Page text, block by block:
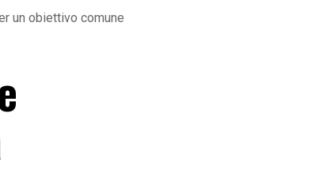
un obiettivo comune